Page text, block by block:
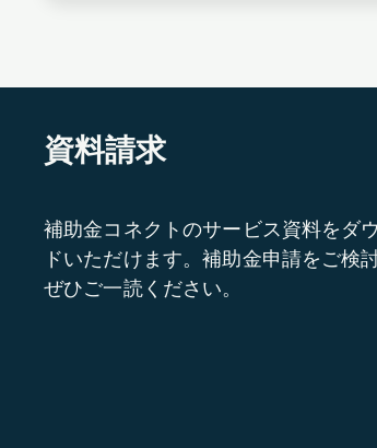
資料請求
補助金コネクトのサービス資料をダ
ドいただけます。補助金申請をご検
ぜひご一読ください。